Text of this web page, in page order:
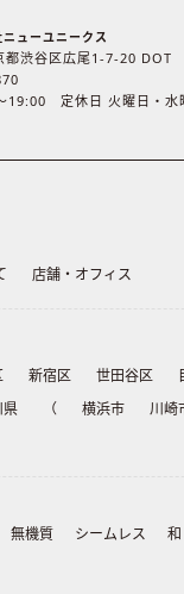
ューユニークス
都渋谷区広尾1-7-20 DOT
19:00 定休日 火曜日・水
店舗・オフィス
新宿区 世田谷区
県 （ 横浜市 川崎
無機質 シームレス 和